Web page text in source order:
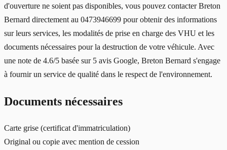
d'ouverture ne soient pas disponibles, vous pouvez contacter Breton
Bernard directement au 0473946699 pour obtenir des informations
sur leurs services, les modalités de prise en charge des VHU et les
documents nécessaires pour la destruction de votre véhicule. Avec
une note de 4.6/5 basée sur 5 avis Google, Breton Bernard s'engage
à fournir un service de qualité dans le respect de l'environnement.
Documents nécessaires
Carte grise (certificat d'immatriculation)
Original ou copie avec mention de cession